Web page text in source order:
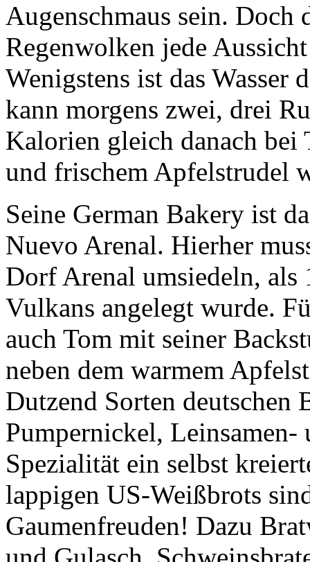
Wenigstens ist das Wasser
kann morgens zwei, drei
Kalorien gleich danach
und frischem Apfelstrudel
SeineGerman Bakeryist
Nuevo Arenal . Hierher
DorfArenalumsiedeln, als
Vulkans angelegt wurde.
auch Tom mit seiner
neben dem warmem
Dutzend Sorten deutschen
Pumpernickel,
Spezialität ein selbst
lappigen US-Weißbrots
Gaumenfreuden! Dazu
und Gulasch,
ein deutscher Tourist in